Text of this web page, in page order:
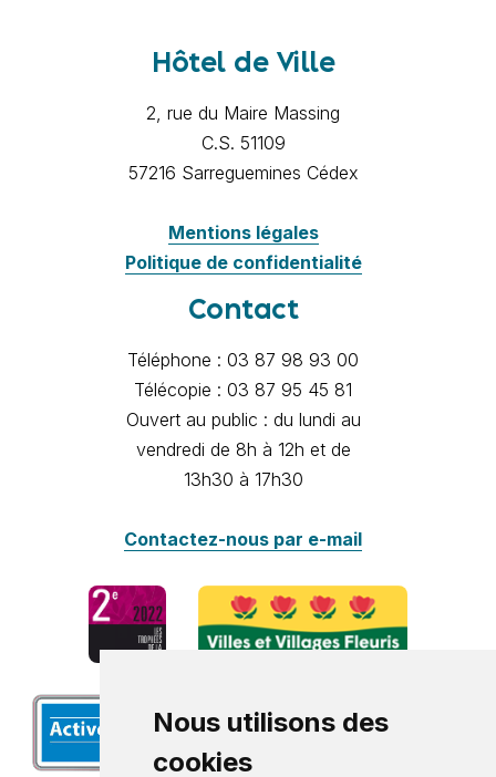
Nous utilisons des
cookies
Hôtel de Ville
2, rue du Maire Massing
C.S. 51109
57216 Sarreguemines Cédex
Mentions légales
Politique de confidentialité
Contact
Téléphone : 03 87 98 93 00
Télécopie : 03 87 95 45 81
Ouvert au public : du lundi au
vendredi de 8h à 12h et de
13h30 à 17h30
Contactez-nous par e-mail